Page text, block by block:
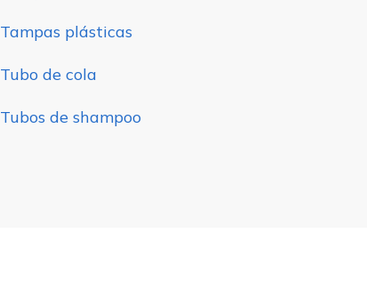
Tampas plásticas
Tubo de cola
Tubos de shampoo